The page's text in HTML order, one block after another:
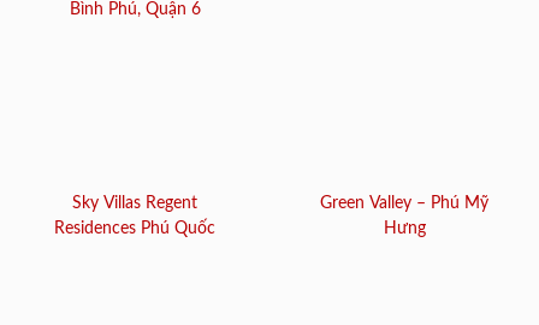
Bình Phú, Quận 6
Sky Villas Regent
Residences Phú Quốc
Green Valley – Phú Mỹ
Hưng